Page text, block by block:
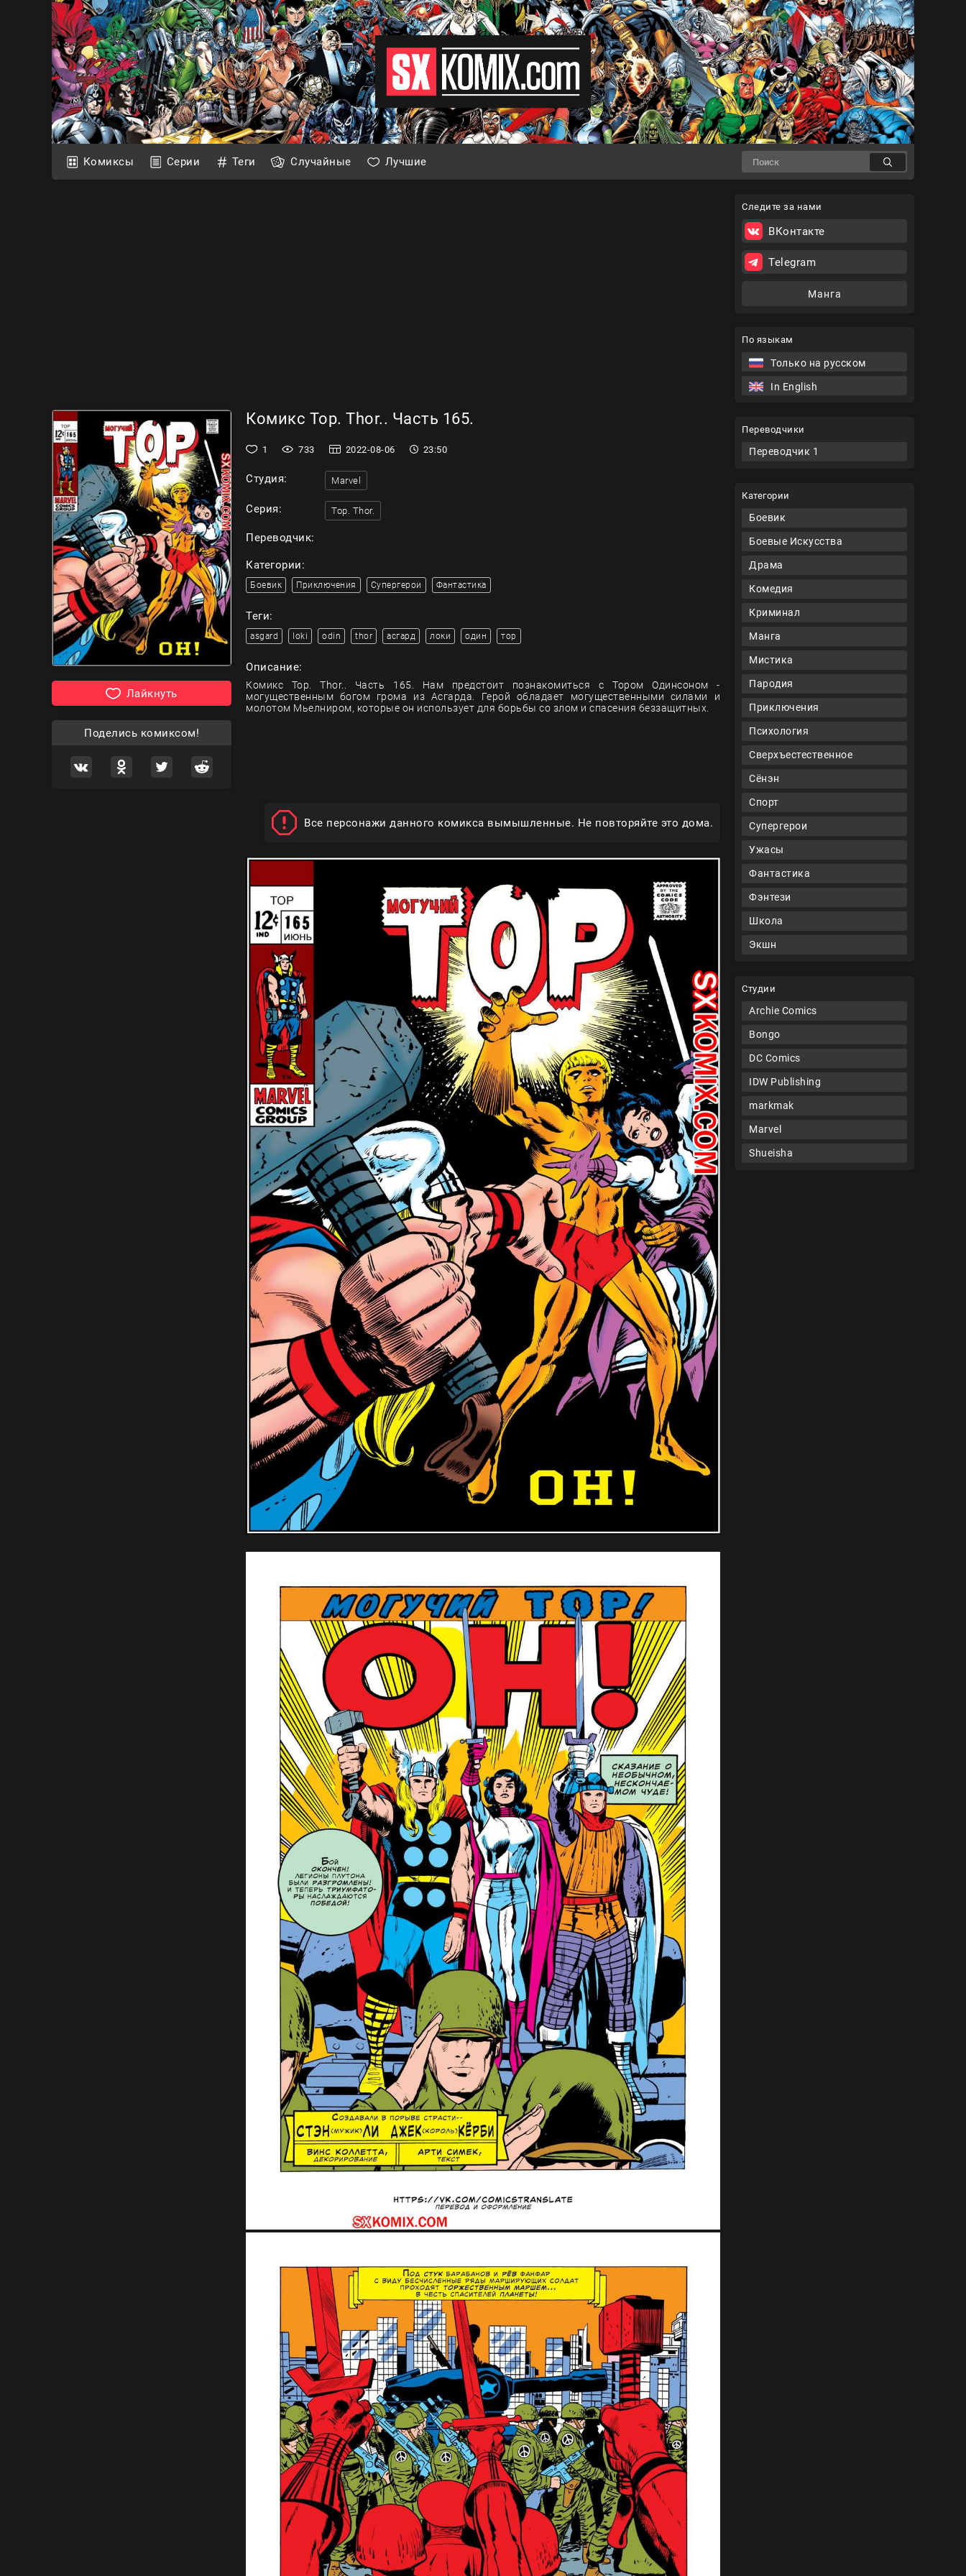
Комиксы Серии Теги Случайные Лучшие
По языкам
Только на русском
In English
Переводчики
Переводчик 1
Категории
Боевик
Боевые Искусства
Драма
Комедия
Криминал
Манга
Мистика
Пародия
Приключения
Психология
Сверхъестественное
Сёнэн
Спорт
Супергерои
Ужасы
Фантастика
Фэнтези
Школа
Экшн
Студии
Archie Comics
Bongo
DC Comics
IDW Publishing
markmak
Marvel
Shueisha
Лайкнуть
Поделись комиксом!
Комикс Тор. Thor.. Часть 165.
1 733 2022-08-06 23:50
Студия: Marvel
Серия: Тор. Thor.
Переводчик:
Категории:
Боевик Приключения Супергерои Фантастика
Теги:
asgard loki odin thor асгард локи один тор
Описание:
Комикс Тор. Thor.. Часть 165. Нам предстоит познакомиться с Тором Одинсоном -
могущественным богом грома из Асгарда. Герой обладает могущественными силами и
молотом Мьелниром, которые он использует для борьбы со злом и спасения беззащитных.
Все персонажи данного комикса вымышленные. Не повторяйте это дома.
Следите за нами
ВКонтакте
Telegram
Манга